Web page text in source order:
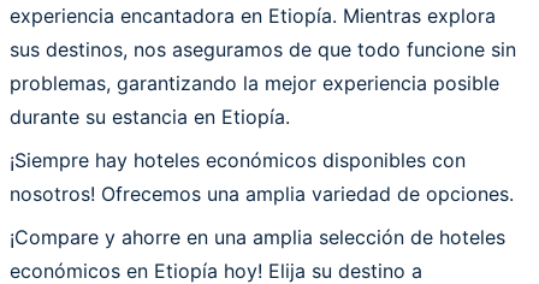
experiencia encantadora en Etiopía. Mientras explora
sus destinos, nos aseguramos de que todo funcione sin
problemas, garantizando la mejor experiencia posible
durante su estancia en Etiopía.
¡Siempre hay hoteles económicos disponibles con
nosotros! Ofrecemos una amplia variedad de opciones.
¡Compare y ahorre en una amplia selección de hoteles
económicos en Etiopía hoy! Elija su destino a